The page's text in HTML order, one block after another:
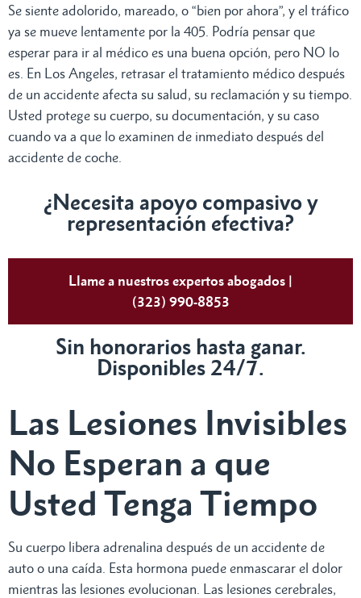
Se siente adolorido, mareado, o “bien por ahora”, y el tráfico
ya se mueve lentamente por la 405. Podría pensar que
esperar para ir al médico es una buena opción, pero NO lo
es. En Los Angeles, retrasar el tratamiento médico después
de un accidente afecta su salud, su reclamación y su tiempo.
Usted protege su cuerpo, su documentación, y su caso
cuando va a que lo examinen de inmediato después del
accidente de coche.
¿Necesita apoyo compasivo y
representación efectiva?
Llame a nuestros expertos abogados |
(323) 990-8853
Sin honorarios hasta ganar.
Disponibles 24/7.
Las Lesiones Invisibles
No Esperan a que
Usted Tenga Tiempo
Su cuerpo libera adrenalina después de un accidente de
auto o una caída. Esta hormona puede enmascarar el dolor
mientras las lesiones evolucionan. Las lesiones cerebrales,